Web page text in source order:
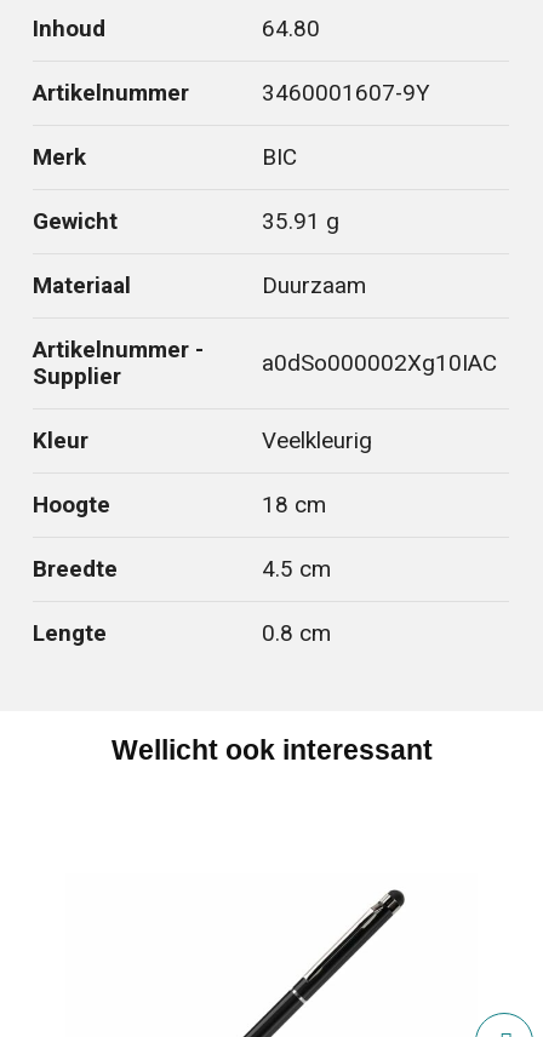
Inhoud 64.80
Artikelnummer 3460001607-9Y
Merk BIC
Gewicht 35.91 g
Materiaal Duurzaam
Artikelnummer -
Supplier
a0dSo000002Xg10IAC
Kleur Veelkleurig
Hoogte 18 cm
Breedte 4.5 cm
Lengte 0.8 cm
Wellicht ook interessant